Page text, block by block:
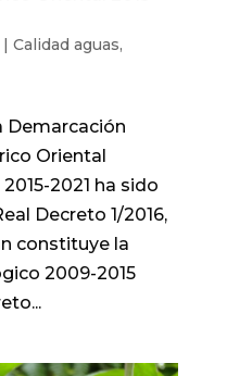
| Calidad aguas,
Demarcación
Oriental
2021 ha sido
Decreto 1/2016,
constituye la
2009-2015